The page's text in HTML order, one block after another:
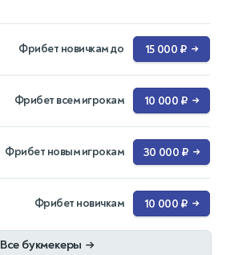
Фрибет новичкам до 15 000 ₽ →
Фрибет всем игрокам 10 000 ₽ →
Фрибет новым игрокам 30 000 ₽ →
Фрибет новичкам 10 000 ₽ →
Все букмекеры →